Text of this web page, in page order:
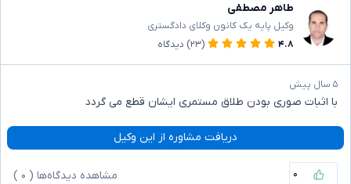
طاهر مصطفی
وکیل پایه یک کانون وکلای دادگستری
۴.۸
(۲۳) دیدگاه
۵ سال پیش
با اثبات صوری بودن طلاق مستمری ایشان قطع می گردد
دریافت مشاوره از این وکیل
۰ مشاهده دیدگاه‌ها ( ۰